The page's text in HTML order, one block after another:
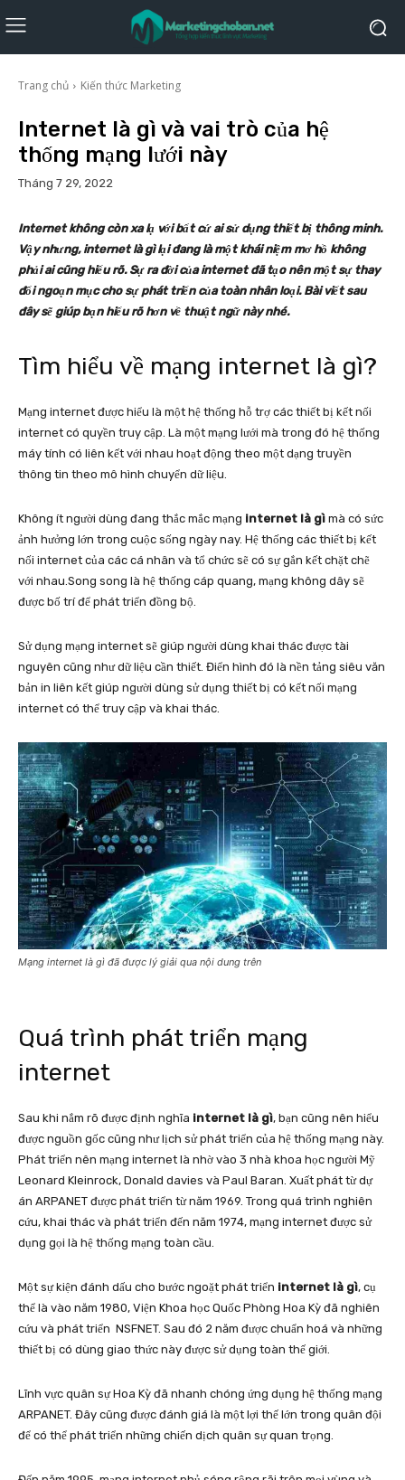
Trang chủ Kiến thức Marketing
Internet là gì và vai trò của hệ
thống mạng lưới này
Tháng 7 29, 2022
Internet không còn xa lạ với bất cứ ai sử dụng thiết bị thông minh.
Vậy nhưng, internet là gì lại đang là một khái niệm mơ hồ không
phải ai cũng hiểu rõ. Sự ra đời của internet đã tạo nên một sự thay
đổi ngoạn mục cho sự phát triển của toàn nhân loại. Bài viết sau
đây sẽ giúp bạn hiểu rõ hơn về thuật ngữ này nhé.
Tìm hiểu về mạng internet là gì?
Mạng internet được hiểu là một hệ thống hỗ trợ các thiết bị kết nối
internet có quyền truy cập. Là một mạng lưới mà trong đó hệ thống
máy tính có liên kết với nhau hoạt động theo một dạng truyền
thông tin theo mô hình chuyển dữ liệu.
Không ít người dùng đang thắc mắc mạng internet là gì mà có sức
ảnh hưởng lớn trong cuộc sống ngày nay. Hệ thống các thiết bị kết
nối internet của các cá nhân và tổ chức sẽ có sự gắn kết chặt chẽ
với nhau.Song song là hệ thống cáp quang, mạng không dây sẽ
được bố trí để phát triển đồng bộ.
Sử dụng mạng internet sẽ giúp người dùng khai thác được tài
nguyên cũng như dữ liệu cần thiết. Điển hình đó là nền tảng siêu văn
bản in liên kết giúp người dùng sử dụng thiết bị có kết nối mạng
internet có thể truy cập và khai thác.
Mạng internet là gì đã được lý giải qua nội dung trên
Quá trình phát triển mạng
internet
Sau khi nắm rõ được định nghĩa internet là gì, bạn cũng nên hiểu
được nguồn gốc cũng như lịch sử phát triển của hệ thống mạng này.
Phát triển nên mạng internet là nhờ vào 3 nhà khoa học người Mỹ
Leonard Kleinrock, Donald davies và Paul Baran. Xuất phát từ dự
án ARPANET được phát triển từ năm 1969. Trong quá trình nghiên
cứu, khai thác và phát triển đến năm 1974, mạng internet được sử
dụng gọi là hệ thống mạng toàn cầu.
Một sự kiện đánh dấu cho bước ngoặt phát triển internet là gì, cụ
thể là vào năm 1980, Viện Khoa học Quốc Phòng Hoa Kỳ đã nghiên
cứu và phát triển NSFNET. Sau đó 2 năm được chuẩn hoá và những
thiết bị có dùng giao thức này được sử dụng toàn thế giới.
Lĩnh vực quân sự Hoa Kỳ đã nhanh chóng ứng dụng hệ thống mạng
ARPANET. Đây cũng được đánh giá là một lợi thế lớn trong quân đội
để có thể phát triển những chiến dịch quân sự quan trọng.